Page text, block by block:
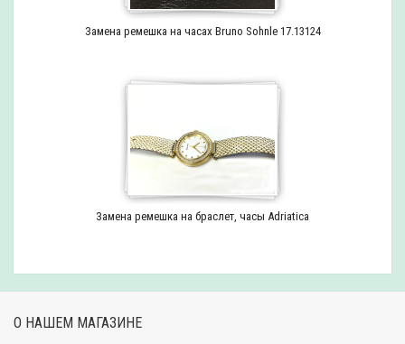
Замена ремешка на часах Bruno Sohnle 17.13124
Замена ремешка на браслет, часы Adriatica
О НАШЕМ МАГАЗИНЕ